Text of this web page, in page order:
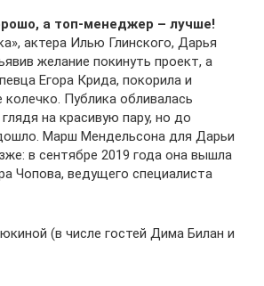
а топ-менеджер – лучше!
актера Илью Глинского, Дарья
желание покинуть проект, а
Егора Крида, покорила и
колечко. Публика обливалась
на красивую пару, но до
Марш Мендельсона для Дарьи
в сентябре 2019 года она вышла
Чопова, ведущего специалиста
(в числе гостей Дима Билан и